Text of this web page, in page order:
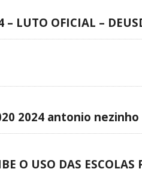
– LUTO OFICIAL –
2024 antonio nezinho
O USO DAS